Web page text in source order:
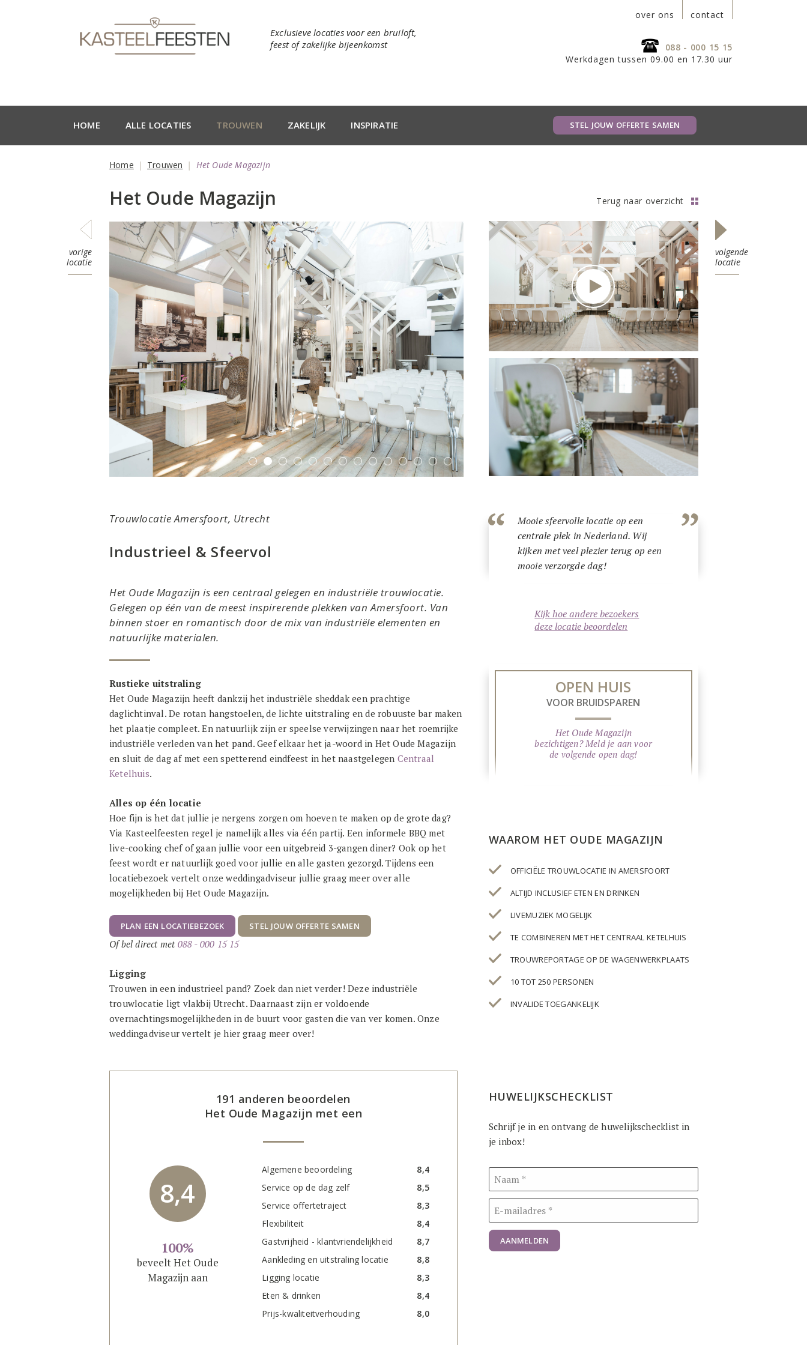
Exclusieve locaties voor een bruiloft,
feest of zakelijke bijeenkomst
over ons contact
088 - 000 15 15
Werkdagen tussen 09.00 en 17.30 uur
HOME ALLE LOCATIES TROUWEN ZAKELIJK INSPIRATIE STEL JOUW OFFERTE SAMEN
Home Trouwen Het Oude Magazijn
vorige
locatie
volgende
locatie
Het Oude Magazijn
Trouwlocatie Amersfoort, Utrecht
Industrieel & Sfeervol
Het Oude Magazijn is een centraal gelegen en industriële trouwlocatie.
Gelegen op één van de meest inspirerende plekken van Amersfoort. Van
binnen stoer en romantisch door de mix van industriële elementen en
natuurlijke materialen.
Rustieke uitstraling
Het Oude Magazijn heeft dankzij het industriële sheddak een prachtige
daglichtinval. De rotan hangstoelen, de lichte uitstraling en de robuuste bar maken
het plaatje compleet. En natuurlijk zijn er speelse verwijzingen naar het roemrijke
industriële verleden van het pand. Geef elkaar het ja-woord in Het Oude Magazijn
en sluit de dag af met een spetterend eindfeest in het naastgelegen Centraal
Ketelhuis.
Alles op één locatie
Hoe fijn is het dat jullie je nergens zorgen om hoeven te maken op de grote dag?
Via Kasteelfeesten regel je namelijk alles via één partij. Een informele BBQ met
live-cooking chef of gaan jullie voor een uitgebreid 3-gangen diner? Ook op het
feest wordt er natuurlijk goed voor jullie en alle gasten gezorgd. Tijdens een
locatiebezoek vertelt onze weddingadviseur jullie graag meer over alle
mogelijkheden bij Het Oude Magazijn.
PLAN EEN LOCATIEBEZOEK STEL JOUW OFFERTE SAMEN
Of bel direct met 088 - 000 15 15
Ligging
Trouwen in een industrieel pand? Zoek dan niet verder! Deze industriële
trouwlocatie ligt vlakbij Utrecht. Daarnaast zijn er voldoende
overnachtingsmogelijkheden in de buurt voor gasten die van ver komen. Onze
weddingadviseur vertelt je hier graag meer over!
191 anderen beoordelen
Het Oude Magazijn met een
8,4
100%
beveelt Het Oude
Magazijn aan
Algemene beoordeling
8,4
Service op de dag zelf
8,5
Service offertetraject
8,3
Flexibiliteit
8,4
Gastvrijheid - klantvriendelijkheid
8,7
Aankleding en uitstraling locatie
8,8
Ligging locatie
8,3
Eten & drinken
8,4
Prijs-kwaliteitverhouding
8,0
Terug naar overzicht
Mooie sfeervolle locatie op een
centrale plek in Nederland. Wij
kijken met veel plezier terug op een
mooie verzorgde dag!
Kijk hoe andere bezoekers
deze locatie beoordelen
OPEN HUIS
VOOR BRUIDSPAREN
Het Oude Magazijn
bezichtigen? Meld je aan voor
de volgende open dag!
WAAROM HET OUDE MAGAZIJN
OFFICIËLE TROUWLOCATIE IN AMERSFOORT
ALTIJD INCLUSIEF ETEN EN DRINKEN
LIVEMUZIEK MOGELIJK
TE COMBINEREN MET HET CENTRAAL KETELHUIS
TROUWREPORTAGE OP DE WAGENWERKPLAATS
10 TOT 250 PERSONEN
INVALIDE TOEGANKELIJK
HUWELIJKSCHECKLIST
Schrijf je in en ontvang de huwelijkschecklist in
je inbox!
AANMELDEN